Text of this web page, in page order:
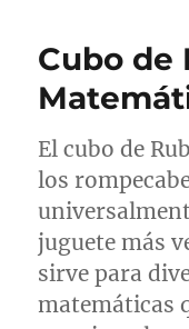
Cubo de
El cubo de
los
juguete más
sirve para
matemáticas